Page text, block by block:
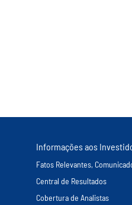
Informações aos
Fatos Relevantes,
Central de Resultados
Cobertura de Analistas